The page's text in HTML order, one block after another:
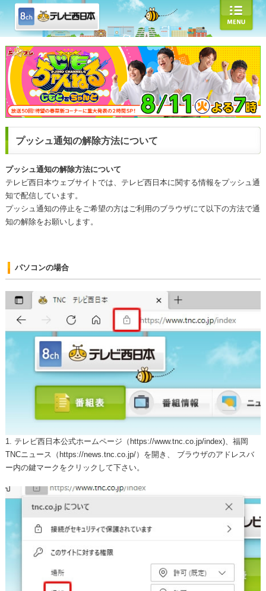
プッシュ通知の解除方法について
プッシュ通知の解除方法について
テレビ西日本ウェブサイトでは、テレビ西日本に関する情報をプッシュ通
知で配信しています。
プッシュ通知の停止をご希望の方はご利用のブラウザにて以下の方法で通
知の解除をお願いします。
パソコンの場合
1. テレビ西日本公式ホームページ（https://www.tnc.co.jp/index)、福岡
TNCニュース（https://news.tnc.co.jp/）を開き、 ブラウザのアドレスバ
ー内の鍵マークをクリックして下さい。